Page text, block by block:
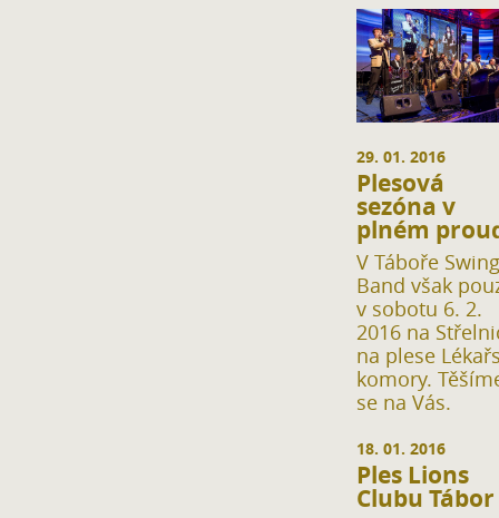
29. 01. 2016
Plesová
sezóna v
plném
V Táboře Swing
Band však
v sobotu 6. 2.
2016 na
na plese
komory.
se na Vás.
18. 01. 2016
Ples Lions
Clubu Tábor